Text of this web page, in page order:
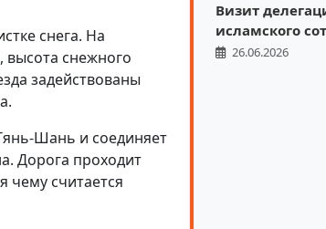
снега. На
высота снежного
задействованы
Шань и соединяет
Дорога проходит
чему считается
Визит
исламского
26.06.2026